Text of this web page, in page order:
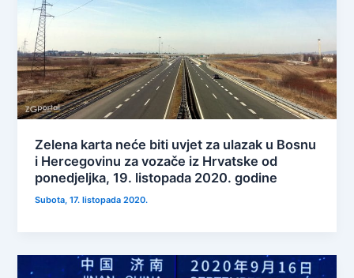
Zelena karta neće biti uvjet za ulazak u Bosnu
i Hercegovinu za vozače iz Hrvatske od
ponedjeljka, 19. listopada 2020. godine
Subota, 17. listopada 2020.